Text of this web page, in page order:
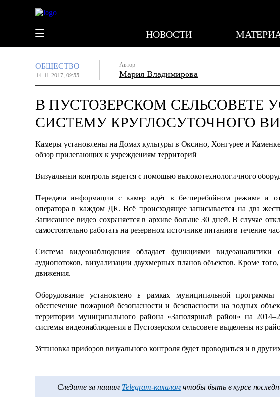
НОВОСТИ
ОБЩЕСТВО
14-11-2017, 09:55
Автор
Мария Владимирова
В ПУСТОЗЕРСКОМ СЕЛЬСОВЕТЕ
СИСТЕМУ КРУГЛОСУТОЧНОГО
Камеры установлены на Домах культуры в Оксино, Хонгурее и
обзор прилегающих к учреждениям территорий
Визуальный контроль ведётся с помощью высокотехнологичного
Передача информации с камер идёт в бесперебойном режиме и
оператора в каждом ДК. Всё происходящее записывается на два
Записанное видео сохраняется в архиве больше 30 дней. В случае
самостоятельно работать на резервном источнике питания в течение
Система видеонаблюдения обладает функциями видеоаналитики
аудиопотоков, визуализации двухмерных планов объектов. Кроме
движения.
Оборудование установлено в рамках муниципальной
обеспечение пожарной безопасности и безопасности на водных
территории муниципального района «Заполярный район» на
системы видеонаблюдения в Пустозерском сельсовете выделены из
Установка приборов визуального контроля будет проводиться и в
Следите за нашим Telegram-каналом чтобы быть в курсе